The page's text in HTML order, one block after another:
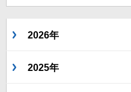
2026年
2025年